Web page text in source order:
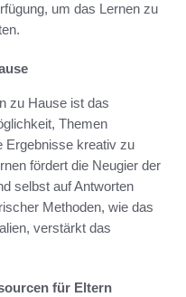
um das Lernen zu
zu Hause ist das
Themen
Ergebnisse kreativ zu
fördert die Neugier der
selbst auf Antworten
Methoden, wie das
verstärkt das
für Eltern